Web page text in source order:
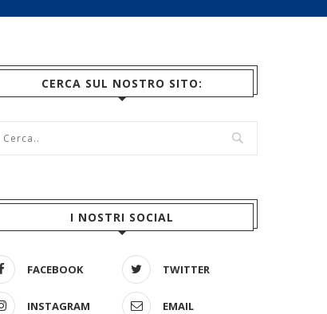
CERCA SUL NOSTRO SITO:
I NOSTRI SOCIAL
FACEBOOK TWITTER
INSTAGRAM EMAIL